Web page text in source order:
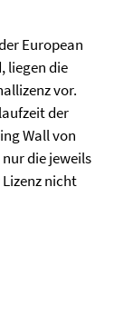
European
liegen die
vor.
der
Wall von
die jeweils
nicht